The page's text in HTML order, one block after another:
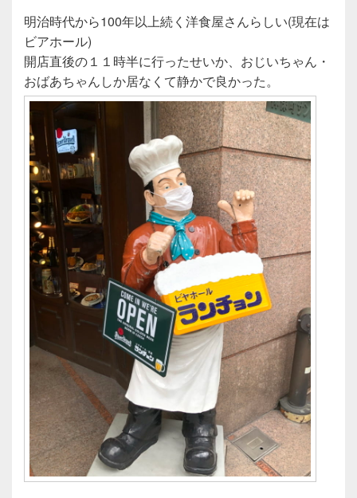
明治時代から100年以上続く洋食屋さんらしい(現在は
ビアホール)
開店直後の１１時半に行ったせいか、おじいちゃん・
おばあちゃんしか居なくて静かで良かった。